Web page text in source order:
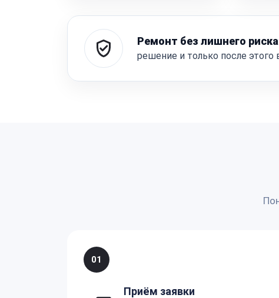
Ремонт без лишнего
решение и только после этого
01
Приём заявки